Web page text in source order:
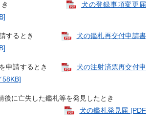
ったとき
犬の登録事項変更届
申請するとき
犬の鑑札再交付申請書
を申請するとき
犬の注射済票再交付申
58KB]
後に亡失した鑑札等を発見したとき
犬の鑑札発見届 [PDF